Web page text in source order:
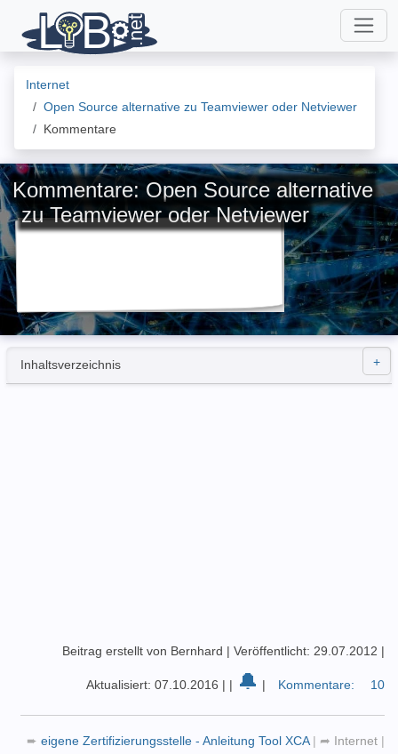
Internet
Open Source alternative zu Teamviewer oder Netviewer
Kommentare
Kommentare: Open Source alternative
zu Teamviewer oder Netviewer
Inhaltsverzeichnis
Beitrag erstellt von Bernhard | Veröffentlicht: 29.07.2012 |
Aktualisiert: 07.10.2016 | | 🔔 | Kommentare: 10
➨ eigene Zertifizierungsstelle - Anleitung Tool XCA | ➦ Internet |